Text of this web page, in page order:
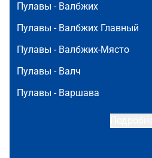
Пулавы - Валбжих
Пулавы - Валбжих Главный
Пулавы - Валбжих-Място
Пулавы - Валч
Пулавы - Варшава